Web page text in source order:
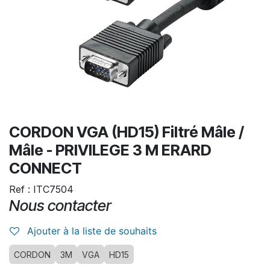
CORDON VGA (HD15) Filtré Mâle /
Mâle - PRIVILEGE 3 M ERARD
CONNECT
Ref : ITC7504
Nous contacter
Ajouter à la liste de souhaits
CORDON 3M VGA HD15